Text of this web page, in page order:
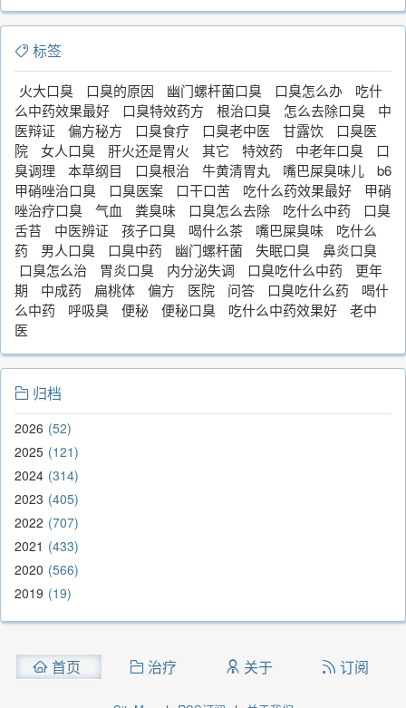
标签
火大口臭 口臭的原因 幽门螺杆菌口臭 口臭怎么办
吃什
么中药效果最好
口臭特效药方 根治口臭 怎么去除口臭
中
医辩证
偏方秘方 口臭食疗 口臭老中医 甘露饮
口臭医
院
女人口臭 肝火还是胃火 其它 特效药 中老年口臭
口
臭调理
本草纲目 口臭根治 牛黄清胃丸 嘴巴屎臭味儿
b6
甲硝唑治口臭
口臭医案 口干口苦 吃什么药效果最好
甲硝
唑治疗口臭
气血 粪臭味 口臭怎么去除 吃什么中药
口臭
舌苔
中医辨证 孩子口臭 喝什么茶 嘴巴屎臭味
吃什么
药
男人口臭 口臭中药 幽门螺杆菌 失眠口臭
鼻炎口臭
口臭怎么治
胃炎口臭 内分泌失调 口臭吃什么中药
更年
期
中成药 扁桃体 偏方 医院 问答 口臭吃什么药
喝什
么中药
呼吸臭 便秘 便秘口臭 吃什么中药效果好
老中
医
归档
2026 52
2025 121
2024 314
2023 405
2022 707
2021
433
2020 566
2019 19
首页 治疗 关于 订阅